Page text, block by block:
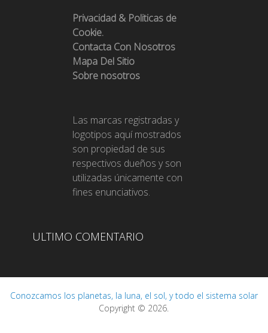
Privacidad & Politicas de
Cookie.
Contacta Con Nosotros
Mapa Del Sitio
Sobre nosotros
Las marcas registradas y
logotipos aquí mostrados
son propiedad de sus
respectivos dueños y son
utilizadas únicamente con
fines enunciativos.
ULTIMO COMENTARIO
Conozcamos los planetas, la luna, el sol, y todo el sistema solar
Copyright © 2026.